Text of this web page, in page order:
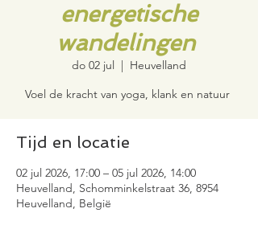
energetische
wandelingen
do 02 jul
  |
Heuvelland
Voel de kracht van yoga, klank en natuur
Tijd en locatie
02 jul 2026, 17:00 – 05 jul 2026, 14:00
Heuvelland, Schomminkelstraat 36, 8954
Heuvelland, België